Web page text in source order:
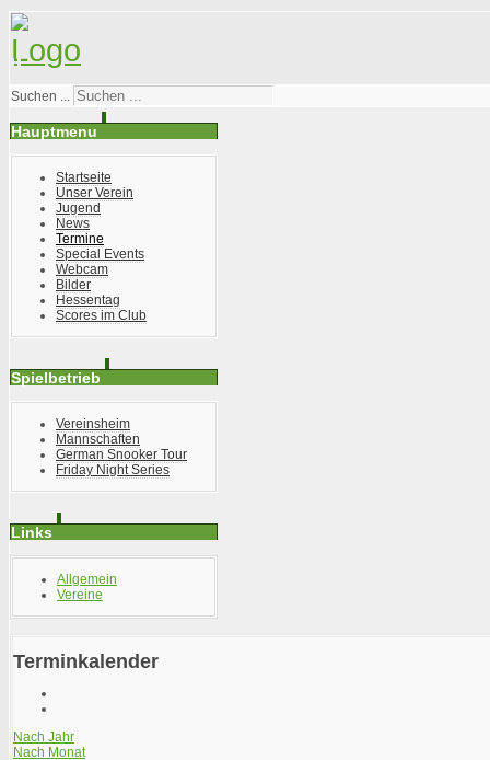
Suchen ...
Hauptmenu
Startseite
Unser Verein
Jugend
News
Termine
Special Events
Webcam
Bilder
Hessentag
Scores im Club
Spielbetrieb
Vereinsheim
Mannschaften
German Snooker Tour
Friday Night Series
Links
Allgemein
Vereine
Terminkalender
Nach Jahr
Nach Monat